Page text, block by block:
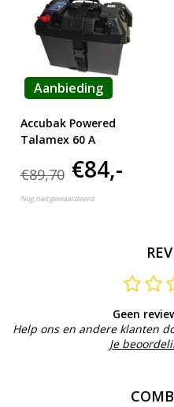
Aanbieding
Accubak Powered
Talamex 60 A
€89,70 €84,-
Nog niet gewaardeerd
Geen
Help ons en andere klanten
Je